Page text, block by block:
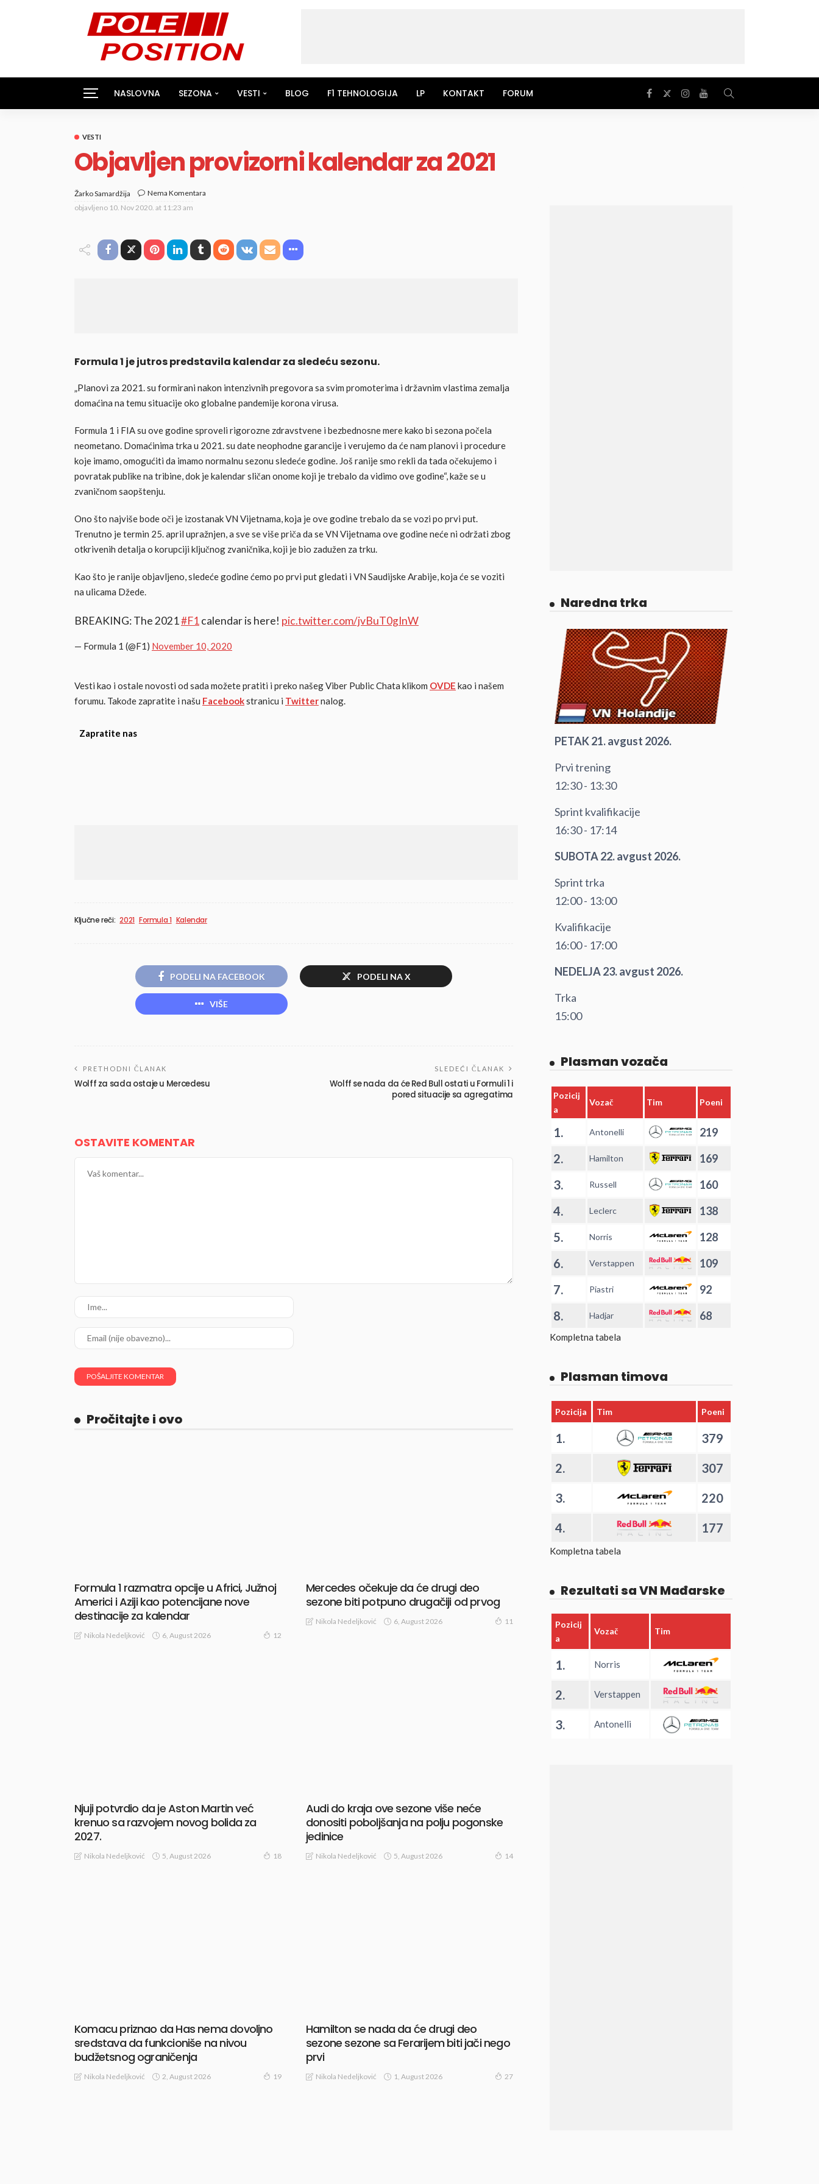
NASLOVNA SEZONA VESTI BLOG F1 TEHNOLOGIJA LP KONTAKT FORUM
VESTI
Objavljen provizorni kalendar za 2021
Žarko Samardžija
Nema Komentara
objavljeno 10. Nov 2020. at 11:23 am
Formula 1 je jutros predstavila kalendar za sledeću sezonu.
„Planovi za 2021. su formirani nakon intenzivnih pregovora sa svim promoterima i državnim vlastima zemalja
domaćina na temu situacije oko globalne pandemije korona virusa.
Formula 1 i FIA su ove godine sproveli rigorozne zdravstvene i bezbednosne mere kako bi sezona počela
neometano. Domaćinima trka u 2021. su date neophodne garancije i verujemo da će nam planovi i procedure
koje imamo, omogućiti da imamo normalnu sezonu sledeće godine. Još ranije smo rekli da tada očekujemo i
povratak publike na tribine, dok je kalendar sličan onome koji je trebalo da vidimo ove godine“, kaže se u
zvaničnom saopštenju.
Ono što najviše bode oči je izostanak VN Vijetnama, koja je ove godine trebalo da se vozi po prvi put.
Trenutno je termin 25. april upražnjen, a sve se više priča da se VN Vijetnama ove godine neće ni održati zbog
otkrivenih detalja o korupciji ključnog zvaničnika, koji je bio zadužen za trku.
Kao što je ranije objavljeno, sledeće godine ćemo po prvi put gledati i VN Saudijske Arabije, koja će se voziti
na ulicama Džede.
BREAKING: The 2021#F1calendar is here! pic.twitter.com/jvBuT0gInW
— Formula 1 (@F1) November 10, 2020
Vesti kao i ostale novosti od sada možete pratiti i preko našeg Viber Public Chata klikom OVDE kao i našem
forumu. Takođe zapratite i našu Facebookstranicu i Twitternalog.
Zapratite nas
Ključne reči: 2021 Formula 1 Kalendar
PODELI NA FACEBOOK PODELI NA X
VIŠE
PRETHODNI ČLANAK
Wolff za sada ostaje u Mercedesu
SLEDEĆI ČLANAK
Wolff se nada da će Red Bull ostati u Formuli 1 i
pored situacije sa agregatima
OSTAVITE KOMENTAR
Pročitajte i ovo
Formula 1 razmatra opcije u Africi, Južnoj
Americi i Aziji kao potencijane nove
destinacije za kalendar
Nikola Nedeljković 6, August 2026 12
Mercedes očekuje da će drugi deo
sezone biti potpuno drugačiji od prvog
Nikola Nedeljković 6, August 2026 11
Njuji potvrdio da je Aston Martin već
krenuo sa razvojem novog bolida za
2027.
Nikola Nedeljković 5, August 2026 18
Audi do kraja ove sezone više neće
donositi poboljšanja na polju pogonske
jedinice
Nikola Nedeljković 5, August 2026 14
Komacu priznao da Has nema dovoljno
sredstava da funkcioniše na nivou
budžetsnog ograničenja
Nikola Nedeljković 2, August 2026 19
Hamilton se nada da će drugi deo
sezone sezone sa Ferarijem biti jači nego
prvi
Nikola Nedeljković 1, August 2026 27
Naredna trka
PETAK 21. avgust 2026.
Prvi trening
12:30 - 13:30
Sprint kvalifikacije
16:30 - 17:14
SUBOTA 22. avgust 2026.
Sprint trka
12:00 - 13:00
Kvalifikacije
16:00 - 17:00
NEDELJA 23. avgust 2026.
Trka
15:00
Plasman vozača
Pozicij
a
Vozač Tim Poeni
1. Antonelli 219
2. Hamilton 169
3. Russell 160
4. Leclerc 138
5. Norris 128
6. Verstappen 109
7. Piastri 92
8. Hadjar 68
Kompletna tabela
Plasman timova
Pozicija Tim Poeni
1. 379
2. 307
3. 220
4. 177
Kompletna tabela
Rezultati sa VN Mađarske
Pozicij
a
Vozač Tim
1. Norris
2. Verstappen
3. Antonelli